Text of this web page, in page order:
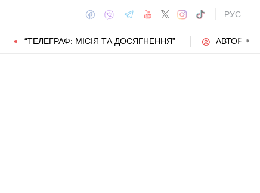
РУС
“ТЕЛЕГРАФ: МІСІЯ ТА ДОСЯГНЕННЯ” АВТОРИ